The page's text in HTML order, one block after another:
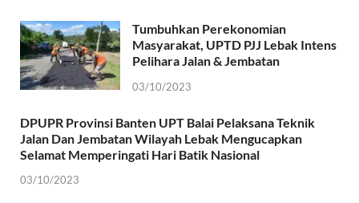
Tumbuhkan Perekonomian
Masyarakat, UPTD PJJ Lebak Intens
Pelihara Jalan & Jembatan
03/10/2023
DPUPR Provinsi Banten UPT Balai Pelaksana Teknik
Jalan Dan Jembatan Wilayah Lebak Mengucapkan
Selamat Memperingati Hari Batik Nasional
03/10/2023